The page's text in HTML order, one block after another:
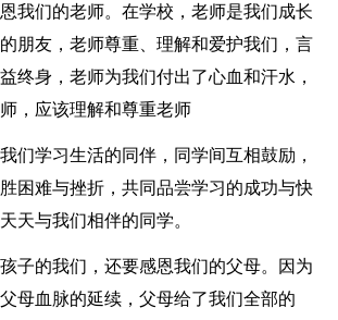
我们的老师。在学校，老师是我们成长
朋友，老师尊重、理解和爱护我们，言
终身，老师为我们付出了心血和汗水，
，应该理解和尊重老师
们学习生活的同伴，同学间互相鼓励，
困难与挫折，共同品尝学习的成功与快
天与我们相伴的同学。
子的我们，还要感恩我们的父母。因为
母血脉的延续，父母给了我们全部的